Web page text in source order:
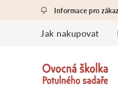
Jak nakupovat